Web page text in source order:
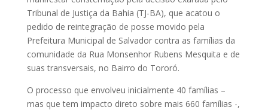
Tribunal de Justiça da Bahia (TJ-BA), que acatou o
pedido de reintegração de posse movido pela
Prefeitura Municipal de Salvador contra as famílias da
comunidade da Rua Monsenhor Rubens Mesquita e de
suas transversais, no Bairro do Tororó.
O processo que envolveu inicialmente 40 famílias –
mas que tem impacto direto sobre mais 660 famílias -,